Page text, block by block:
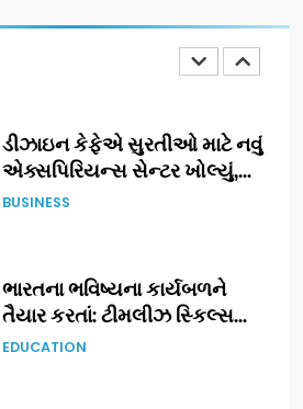
ગ્રાન્ડ એન્ટ્રી: સિદ્ધાર્થ રાંદેરિયાની
‘ટોમ એન્ડ ચેરી’ સાથે નવા યુગની
ડીઝાઇન કેફેએ સુરતીઓ માટે નવું
એક્સપિરિયન્સ સેન્ટર ખોલ્યું,
ગુજરાતમાં પોતાની હાજરી વધુ
BUSINESS
ભારતના ભવિષ્યના કાર્યબળને
તૈયાર કરતાં: ટીમલીઝ સ્કિલ્સ
યુનિવર્સિટીએ 65 સ્નાતકોને ડિગ્રી
EDUCATION